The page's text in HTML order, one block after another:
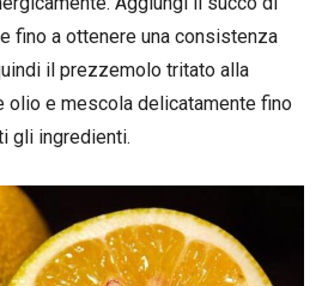
fino a ottenere una consistenza
il prezzemolo tritato alla
olio e mescola delicatamente fino
gli ingredienti.